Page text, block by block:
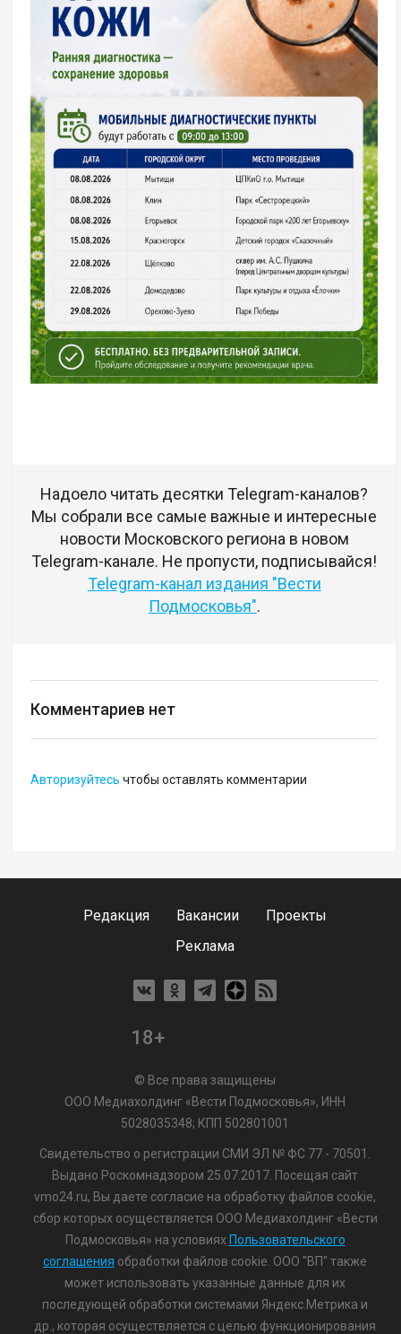
Надоело читать десятки Telegram-каналов?
Мы собрали все самые важные и интересные
новости Московского региона в новом
Telegram-канале. Не пропусти, подписывайся!
Telegram-канал издания "Вести
Подмосковья".
Комментариев нет
Авторизуйтесь чтобы оставлять комментарии
Редакция Вакансии
Проекты
Реклама
18+
© Все права защищены
ООО Медиахолдинг «Вести Подмосковья», ИНН
5028035348; КПП 502801001
Свидетельство о регистрации СМИ ЭЛ № ФС 77 - 70501.
Выдано Роскомнадзором 25.07.2017. Посещая сайт
vmo24.ru, Вы даете согласие на обработку файлов cookie,
сбор которых осуществляется ООО Медиахолдинг «Вести
Подмосковья» на условиях Пользовательского
соглашения обработки файлов cookie. ООО "ВП" также
может использовать указанные данные для их
последующей обработки системами Яндекс.Метрика и
др., которая осуществляется с целью функционирования